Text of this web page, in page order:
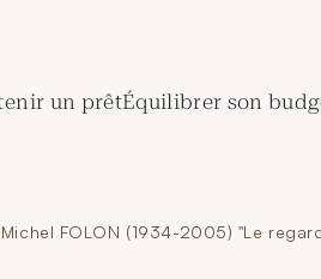
un prêtÉquilibrer son
FOLON (1934-2005) "Le